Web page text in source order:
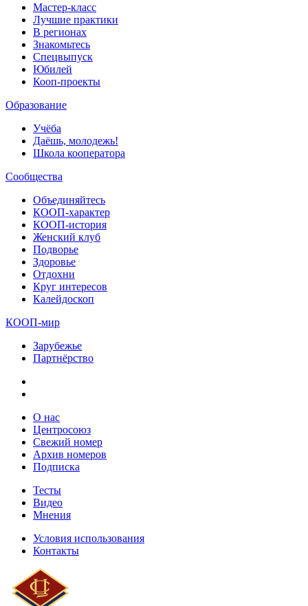
Мастер-класс
Лучшие практики
В регионах
Знакомьтесь
Спецвыпуск
Юбилей
Кооп-проекты
Образование
Учёба
Даёшь, молодежь!
Школа кооператора
Сообщества
Объединяйтесь
КООП-характер
КООП-история
Женский клуб
Подворье
Здоровье
Отдохни
Круг интересов
Калейдоскоп
КООП-мир
Зарубежье
Партнёрство
О нас
Центросоюз
Свежий номер
Архив номеров
Подписка
Тесты
Видео
Мнения
Условия использования
Контакты